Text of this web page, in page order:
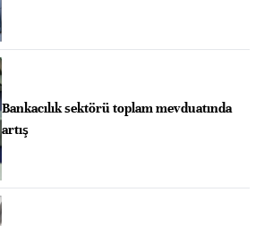
Bankacılık sektörü toplam mevduatında
artış